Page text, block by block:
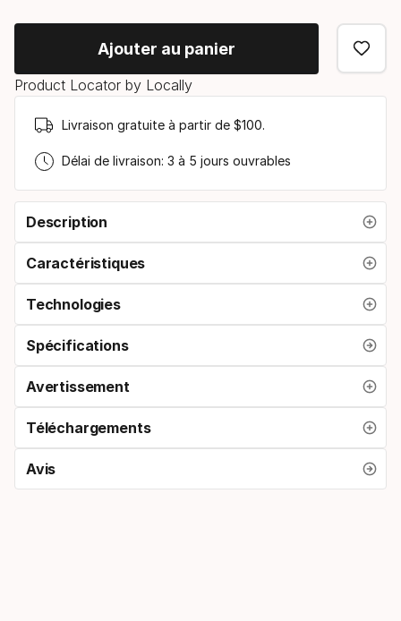
de
Ajouter au panier
Product Locator by Locally
Livraison gratuite à partir de $100.
Délai de livraison: 3 à 5 jours ouvrables
Description
Caractéristiques
Technologies
Spécifications
Avertissement
Téléchargements
Avis